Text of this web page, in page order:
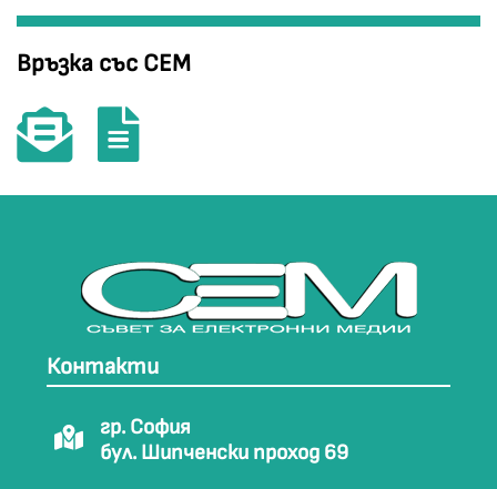
Връзка със СЕМ
Контакти
гр. София
бул. Шипченски проход 69